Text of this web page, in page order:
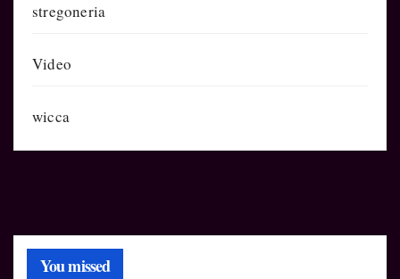
stregoneria
Video
wicca
You missed